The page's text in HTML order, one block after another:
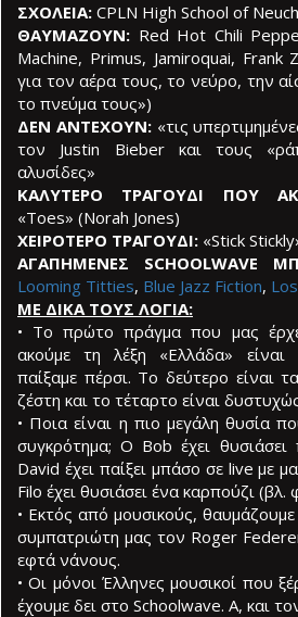
ΣΧΟΛΕΙΑ: CPLN High School of
ΘΑΥΜΑΖΟΥΝ: Red Hot Chili
Machine, Primus, Jamiroquai, Frank
για τον αέρα τους, το νεύρο, την
το πνεύμα τους»)
ΔΕΝ ΑΝΤΕΧΟΥΝ:«τις
τον Justin Bieber και τους
αλυσίδες»
ΚΑΛΥΤΕΡΟ ΤΡΑΓΟΥΔΙ ΠΟΥ
«Toes» (Norah Jones)
ΧΕΙΡΟΤΕΡΟ ΤΡΑΓΟΥΔΙ: «Stick
ΑΓΑΠΗΜΕΝΕΣ SCHOOLWAVE
Looming Titties, Blue Jazz Fiction,
ΜΕ ΔΙΚΑ ΤΟΥΣ ΛΟΓΙΑ:
• Το πρώτο πράγμα που μας
ακούμε τη λέξη «Ελλάδα» είναι
παίξαμε πέρσι. Το δεύτερο είναι
ζέστη και το τέταρτο είναι
• Ποια είναι η πιο μεγάλη θυσία
συγκρότημα; Ο Bob έχει
David έχει παίξει μπάσο σε live με
Filo έχει θυσιάσει ένα καρπούζι (βλ.
• Εκτός από μουσικούς,
συμπατριώτη μας τον Roger
εφτά νάνους.
• Οι μόνοι Έλληνες μουσικοί που
έχουμε δει στο Schoolwave. Α, και